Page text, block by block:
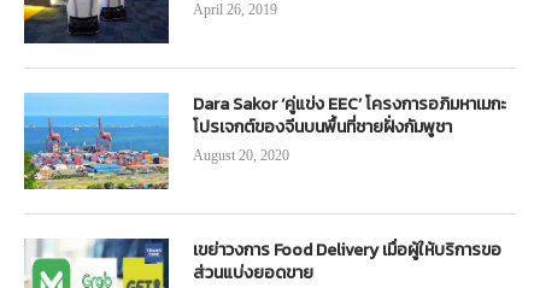
April 26, 2019
Dara Sakor ‘คู่แข่ง EEC’ โครงการอภิมหาเมกะ
โปรเจกต์ของจีนบนพื้นที่ชายฝั่งกัมพูชา
August 20, 2020
เขย่าวงการ Food Delivery เมื่อผู้ให้บริการขอ
ส่วนแบ่งยอดขาย